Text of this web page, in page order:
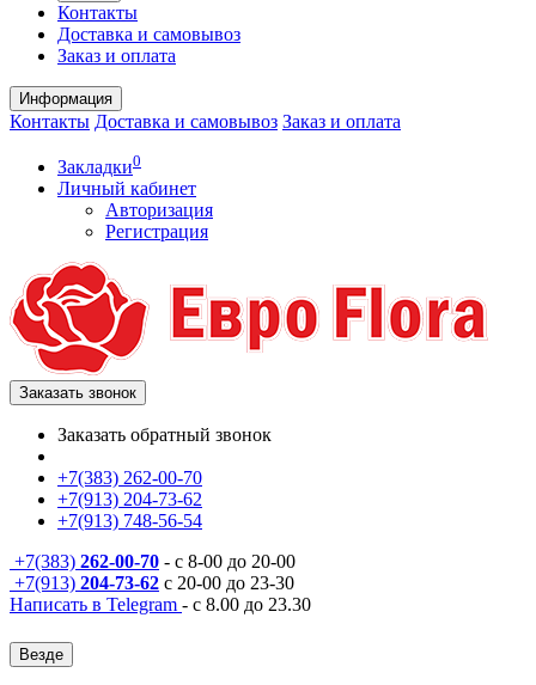
Контакты
Доставка и самовывоз
Заказ и оплата
Информация
Контакты Доставка и самовывоз Заказ и оплата
Закладки0
Личный кабинет
Авторизация
Регистрация
Заказать звонок
Заказать обратный звонок
+7(383) 262-00-70
+7(913) 204-73-62
+7(913) 748-56-54
+7(383) 262-00-70 - с 8-00 до 20-00
+7(913) 204-73-62 с 20-00 до 23-30
Написать в Telegram - с 8.00 до 23.30
Везде